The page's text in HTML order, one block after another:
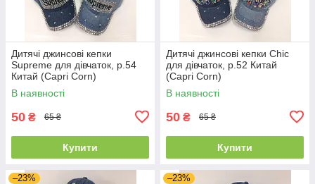
Дитячі джинсові кепки
Supreme для дівчаток, р.54
Китай (Capri Corn)
В наявності
50 ₴ 65 ₴
Купити
Дитячі джинсові кепки Chic
для дівчаток, р.52 Китай
(Capri Corn)
В наявності
50 ₴ 65 ₴
Купити
–23% –23%